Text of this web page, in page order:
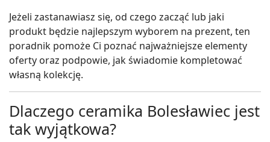
Jeżeli zastanawiasz się, od czego zacząć lub jaki
produkt będzie najlepszym wyborem na prezent, ten
poradnik pomoże Ci poznać najważniejsze elementy
oferty oraz podpowie, jak świadomie kompletować
własną kolekcję.
Dlaczego ceramika Bolesławiec jest
tak wyjątkowa?